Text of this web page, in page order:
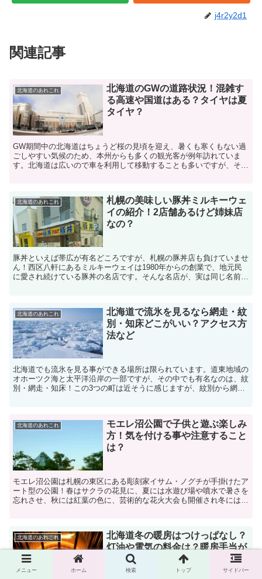
j4r2y2d1
関連記事
北海道のあれこれ
北海道のGWの道路状況！混雑す
る高速や国道はある？タイヤは夏
タイヤ？
GW期間中の北海道はちょうど桜の見頃を迎え、暑くも寒くもない過
ごしやすい気候のため、本州からも多くの観光客が例年訪れていま
す。北海道は広いので車を利用して移動することも多いですが、そこ
北海道のあれこれ
札幌の美味しい豚丼ミルキーウェ
イの紹介！2店舗あるけど姉妹店
なの？
豚丼といえば帯広が有名どころですが、札幌の豚丼店も負けていませ
ん！西区八軒にあるミルキーウェイは1980年からの創業で、地元民
に愛され続けている豚丼の名店です。そんな名店が、実は同じ名前で
北海道のあれこれ
北海道で流氷を見るなら網走・紋
別・知床どこがいい？アクセス方
法など
北海道でも流氷を見る事ができる場所は限られています。道東地域の
オホーツク海と太平洋沿岸の一部ですが、その中でも有名なのは、紋
別・網走・知床！この3つの町は近そうに感じますが、紋別から網走
北海道のあれこれ
モエレ沼公園で子供と遊ぶ楽しみ
方！気を付ける事や注意すること
は？
モエレ沼公園は札幌の東区にある彫刻家イサム・ノグチが手掛けたア
ート型の公園！春はサクラの花見に、夏には水遊び場や噴水で暑さを
忘れさせ、秋には紅葉の色に、芸術的な花火大会も開催され冬には雪
北海道のあれこれ
北海道冬の暖房はつけっぱなし？
灯油や電気の料金は？暖房手当が
ある？
メニュー ホーム 検索 トップ サイドバー